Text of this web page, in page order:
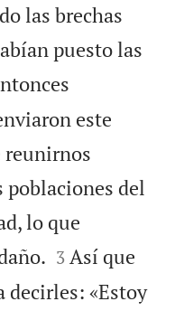
las brechas
puesto las
este
reunirnos
poblaciones del
lo que


3 Así que
decirles: «Estoy